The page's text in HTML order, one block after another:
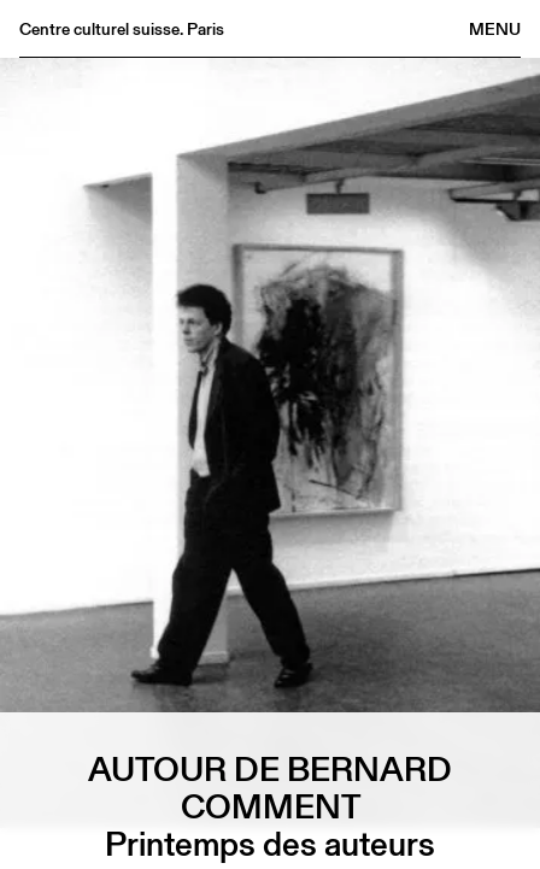
MENU
Centre culturel suisse. Paris
Archives
AUTOUR DE BERNARD
COMMENT
Printemps des auteurs